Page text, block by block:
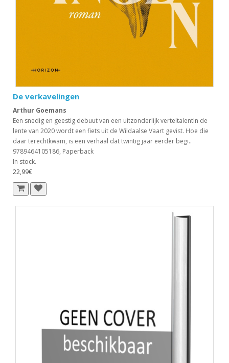
De verkavelingen
Arthur Goemans
Een snedig en geestig debuut van een uitzonderlijk verteltalentIn de
lente van 2020 wordt een fiets uit de Wildaalse Vaart gevist. Hoe die
daar terechtkwam, is een verhaal dat twintig jaar eerder begi..
9789464105186, Paperback
In stock.
22,99€